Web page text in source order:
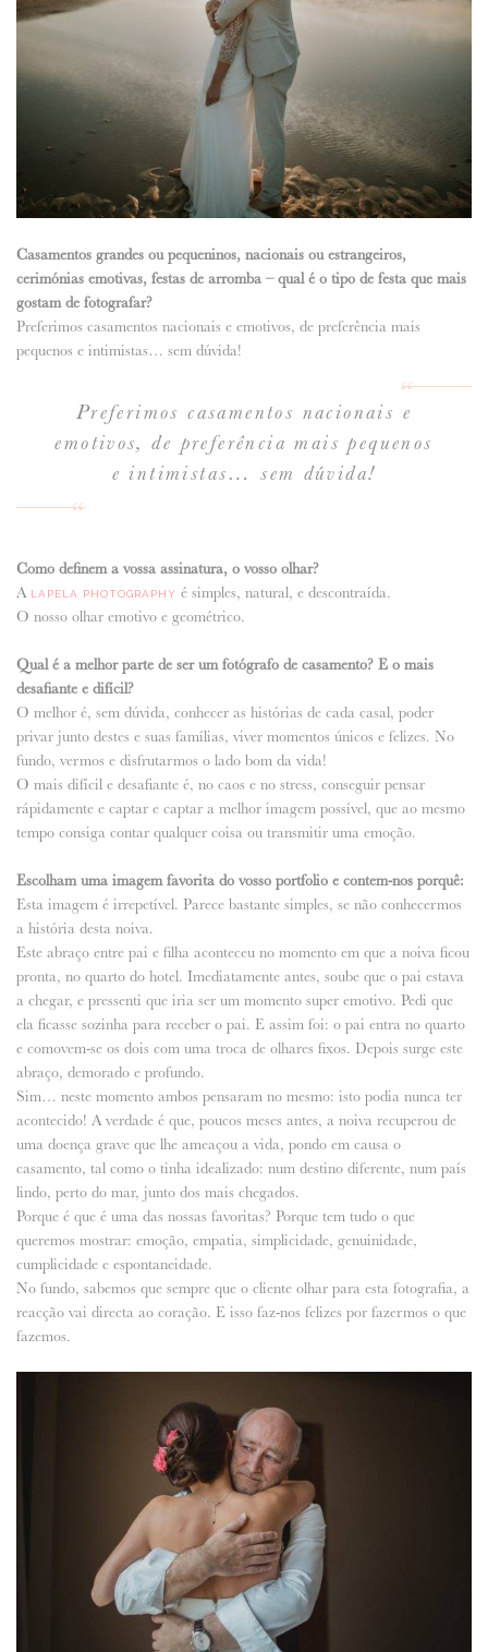
Casamentos grandes ou pequeninos, nacionais ou estrangeiros,
cerimónias emotivas, festas de arromba – qual é o tipo de festa que mais
gostam de fotografar?
Preferimos casamentos nacionais e emotivos, de preferência mais
pequenos e intimistas… sem dúvida!
Preferimos casamentos nacionais e
emotivos, de preferência mais pequenos
e intimistas… sem dúvida!
Como definem a vossa assinatura, o vosso olhar?
A LAPELA PHOTOGRAPHY é simples, natural, e descontraída.
O nosso olhar emotivo e geométrico.
Qual é a melhor parte de ser um fotógrafo de casamento? E o mais
desafiante e difícil?
O melhor é, sem dúvida, conhecer as histórias de cada casal, poder
privar junto destes e suas famílias, viver momentos únicos e felizes. No
fundo, vermos e disfrutarmos o lado bom da vida!
O mais difícil e desafiante é, no caos e no stress, conseguir pensar
rápidamente e captar e captar a melhor imagem possível, que ao mesmo
tempo consiga contar qualquer coisa ou transmitir uma emoção.
Escolham uma imagem favorita do vosso portfolio e contem-nos porquê:
Esta imagem é irrepetível. Parece bastante simples, se não conhecermos
a história desta noiva.
Este abraço entre pai e filha aconteceu no momento em que a noiva ficou
pronta, no quarto do hotel. Imediatamente antes, soube que o pai estava
a chegar, e pressenti que iria ser um momento super emotivo. Pedi que
ela ficasse sozinha para receber o pai. E assim foi: o pai entra no quarto
e comovem-se os dois com uma troca de olhares fixos. Depois surge este
abraço, demorado e profundo.
Sim… neste momento ambos pensaram no mesmo: isto podia nunca ter
acontecido! A verdade é que, poucos meses antes, a noiva recuperou de
uma doença grave que lhe ameaçou a vida, pondo em causa o
casamento, tal como o tinha idealizado: num destino diferente, num país
lindo, perto do mar, junto dos mais chegados.
Porque é que é uma das nossas favoritas? Porque tem tudo o que
queremos mostrar: emoção, empatia, simplicidade, genuinidade,
cumplicidade e espontaneidade.
No fundo, sabemos que sempre que o cliente olhar para esta fotografia, a
reacção vai directa ao coração. E isso faz-nos felizes por fazermos o que
fazemos.